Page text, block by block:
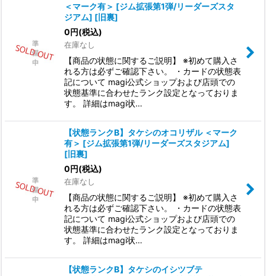
＜マーク有＞ [ジム拡張第1弾/リーダーズスタ
ジアム] [旧裏]
0円(税込)
在庫なし
【商品の状態に関するご説明】 ※初めて購入さ
れる方は必ずご確認下さい。 ・カードの状態表
記について magi公式ショップおよび店頭での
状態基準に合わせたランク設定となっておりま
す。 詳細はmagi状…
【状態ランクB】タケシのオコリザル ＜マーク
有＞ [ジム拡張第1弾/リーダーズスタジアム]
[旧裏]
0円(税込)
在庫なし
【商品の状態に関するご説明】 ※初めて購入さ
れる方は必ずご確認下さい。 ・カードの状態表
記について magi公式ショップおよび店頭での
状態基準に合わせたランク設定となっておりま
す。 詳細はmagi状…
【状態ランクB】タケシのイシツブテ